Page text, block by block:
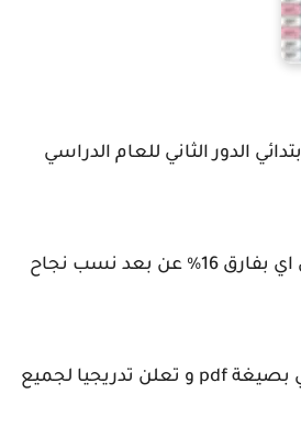
السادس الابتدائي الدور الثاني للعام الدراسي
حيث بلغت نسب نجاح اكثر من 91% في الدور الثاني للصف السادس الابتدائي اي بفارق 16% عن بعد نسب نجاح
الوزارة التربية اكدت بأنها "رفعت النتائج الدور الثاني للصف السادس الابتدائي بصيغة pdf و تعلن تدريجيا لجميع